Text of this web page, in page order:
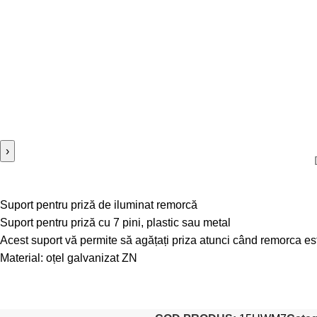
›
Suport pentru priză de iluminat remorcă
Suport pentru priză cu 7 pini, plastic sau metal
Acest suport vă permite să agățați priza atunci când remorca
Material: oțel galvanizat ZN